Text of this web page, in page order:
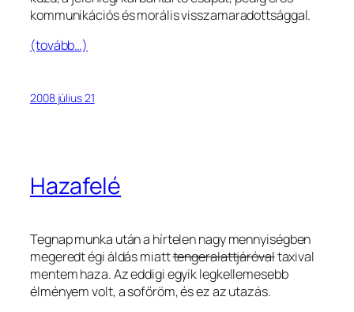
kommunikációs és morális visszamaradottsággal.
(tovább…)
2008 július 21
Hazafelé
Tegnap munka után a hírtelen nagy mennyiségben
megeredt égi áldás miatttengeralattjáróvaltaxival
mentem haza. Az eddigi egyik legkellemesebb
élményem volt, a sofőröm, és ez az utazás.